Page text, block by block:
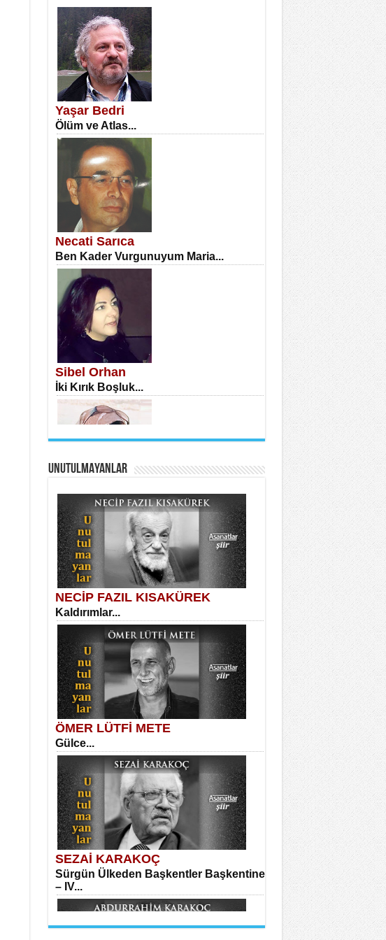
EMİNE CUMA
Fanatizm Çıkmazı...
SATILMIŞ ÜMİT ÇETİNKAYA
Erkenlik...
NECLA DİLEK ARSLAN
Öğretmenler Günü Mahkemesi...
İSA KARATEPE
Ekranlar Arasında Kaybolan İnsan...
AHMET URFALI
Ömer Lütfi Mete’nin “Gülce” Şiirini
Tahlil Denemesi...
SELAHATTİN YILDIZ
İnsanın Zindanı...
MEHMET TAŞTAN
Vagon’da Bir Şairle...
Yaşar Bedri
Ölüm ve Atlas...
Necati Sarıca
Ben Kader Vurgunuyum Maria...
Sibel Orhan
İki Kırık Boşluk...
Meral Yağmur
Eski Bir Şiir...
Kadir Ünal
Ayağıma Dolanan Yokuş...
Mehmet Çoban
Elmira...
Suavi Kemal Yazgıç
Yılkılar...
UNUTULMAYANLAR
NECİP FAZIL KISAKÜREK
Kaldırımlar...
ÖMER LÜTFİ METE
Gülce...
SEZAİ KARAKOÇ
Sürgün Ülkeden Başkentler Başkentine
– IV...